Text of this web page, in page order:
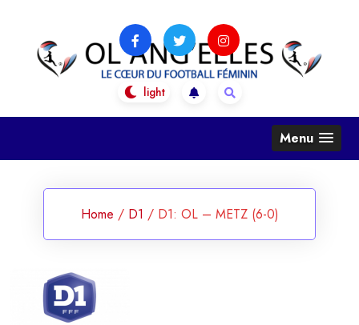
content
OL Ang'Elles
Le coeur du football féminin
Menu
Home / D1 / D1: OL – METZ (6-0)